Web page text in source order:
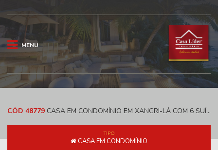
MENU
CÓD 48779 CASA EM CONDOMÍNIO EM XANGRI-LÁ COM 6 SUÍTES E 520 M² - ATLÂNTIDA ILHAS PARK
TIPO
CASA EM CONDOMÍNIO